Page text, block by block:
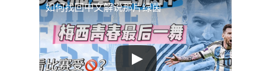
如何找回中文解说那片绿茵